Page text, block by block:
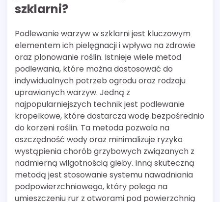
szklarni?
Podlewanie warzyw w szklarni jest kluczowym
elementem ich pielęgnacji i wpływa na zdrowie
oraz plonowanie roślin. Istnieje wiele metod
podlewania, które można dostosować do
indywidualnych potrzeb ogrodu oraz rodzaju
uprawianych warzyw. Jedną z
najpopularniejszych technik jest podlewanie
kropelkowe, które dostarcza wodę bezpośrednio
do korzeni roślin. Ta metoda pozwala na
oszczędność wody oraz minimalizuje ryzyko
wystąpienia chorób grzybowych związanych z
nadmierną wilgotnością gleby. Inną skuteczną
metodą jest stosowanie systemu nawadniania
podpowierzchniowego, który polega na
umieszczeniu rur z otworami pod powierzchnią